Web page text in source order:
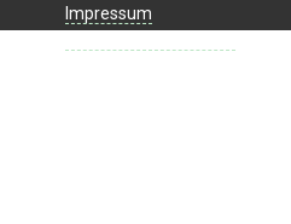
Impressum